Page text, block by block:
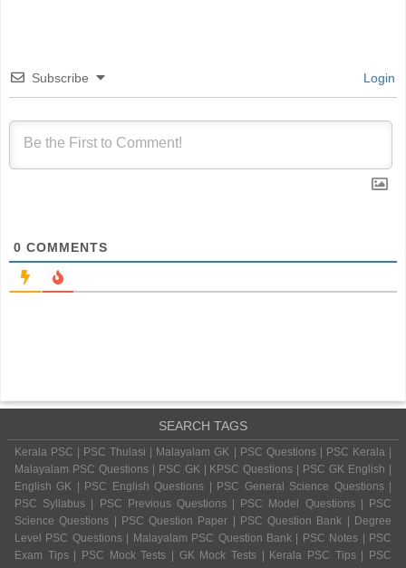
Subscribe Login
0 COMMENTS
SEARCH TAGS
Kerala PSC | PSC Thulasi | Malayalam GK | PSC Questions | PSC Kerala |
Malayalam PSC Questions | PSC GK | KPSC Questions | PSC GK English |
English GK | PSC English Questions | PSC General Science Questions |
PSC Syllabus | PSC Previous Questions | PSC Model Questions | PSC
Science Questions | PSC Question Paper | PSC Question Bank | Degree
Level PSC Questions | Malayalam PSC Question Bank | PSC Notes | PSC
Exam Tips | PSC Mock Tests | GK Mock Tests | Kerala PSC Tips | PSC